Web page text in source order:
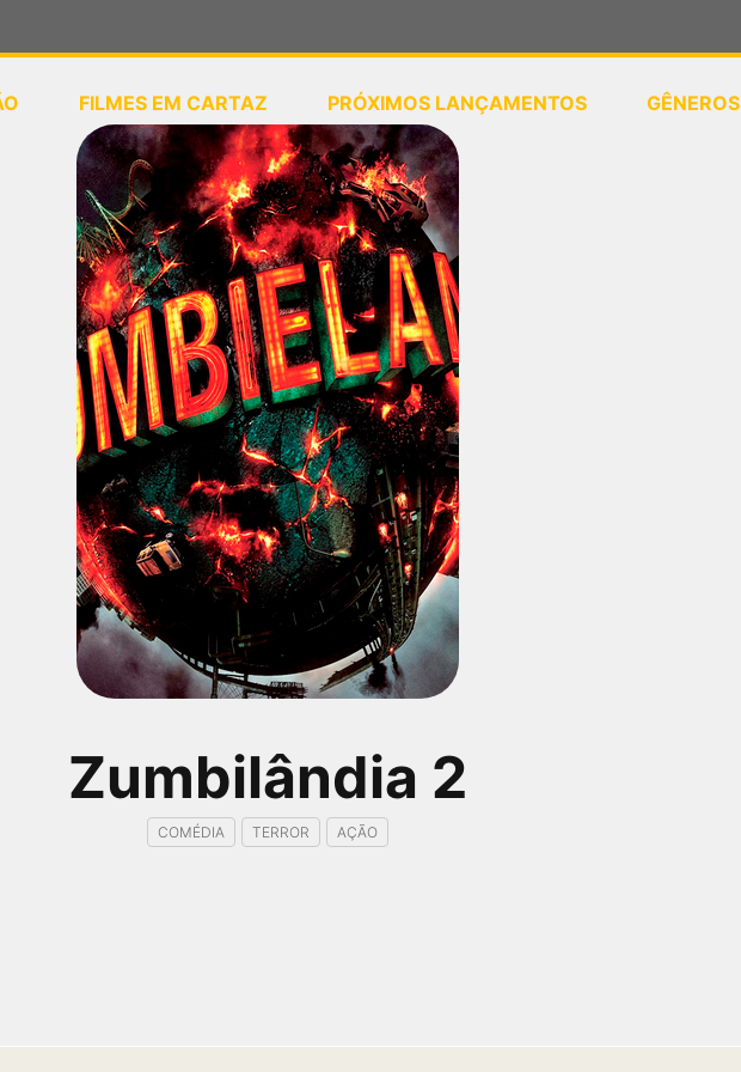
ou selecione sua localização
FILMES EM CARTAZ PRÓXIMOS LANÇAMENTOS GÊNEROS
Zumbilândia 2
COMÉDIA TERROR AÇÃO